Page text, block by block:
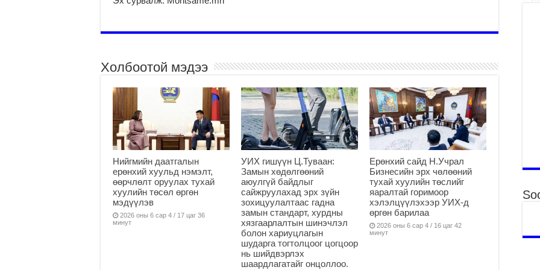
Холбоотой мэдээ
Нийгмийн даатгалын
ерөнхий хуульд нэмэлт,
өөрчлөлт оруулах тухай
хуулийн төсөл өргөн
мэдүүлэв
2026 оны 6 сар 4 / 17 цаг 36
минут
УИХ гишүүн Ц.Туваан:
Замын хөдөлгөөний
аюулгүй байдлыг
сайжруулахад эрх зүйн
зохицуулалтаас гадна
замын стандарт, хурдны
хязгаарлалтын шинэчлэл
болон хариуцлагын
шударга тогтолцоог цогцоор
нь шийдвэрлэх
шаардлагатайг онцоллоо.
Ерөнхий сайд Н.Учрал
Бизнесийн эрх чөлөөний
тухай хуулийн төслийг
яаралтай горимоор
хэлэлцүүлэхээр УИХ-д
өргөн барилаа
2026 оны 6 сар 4 / 16 цаг 42
минут